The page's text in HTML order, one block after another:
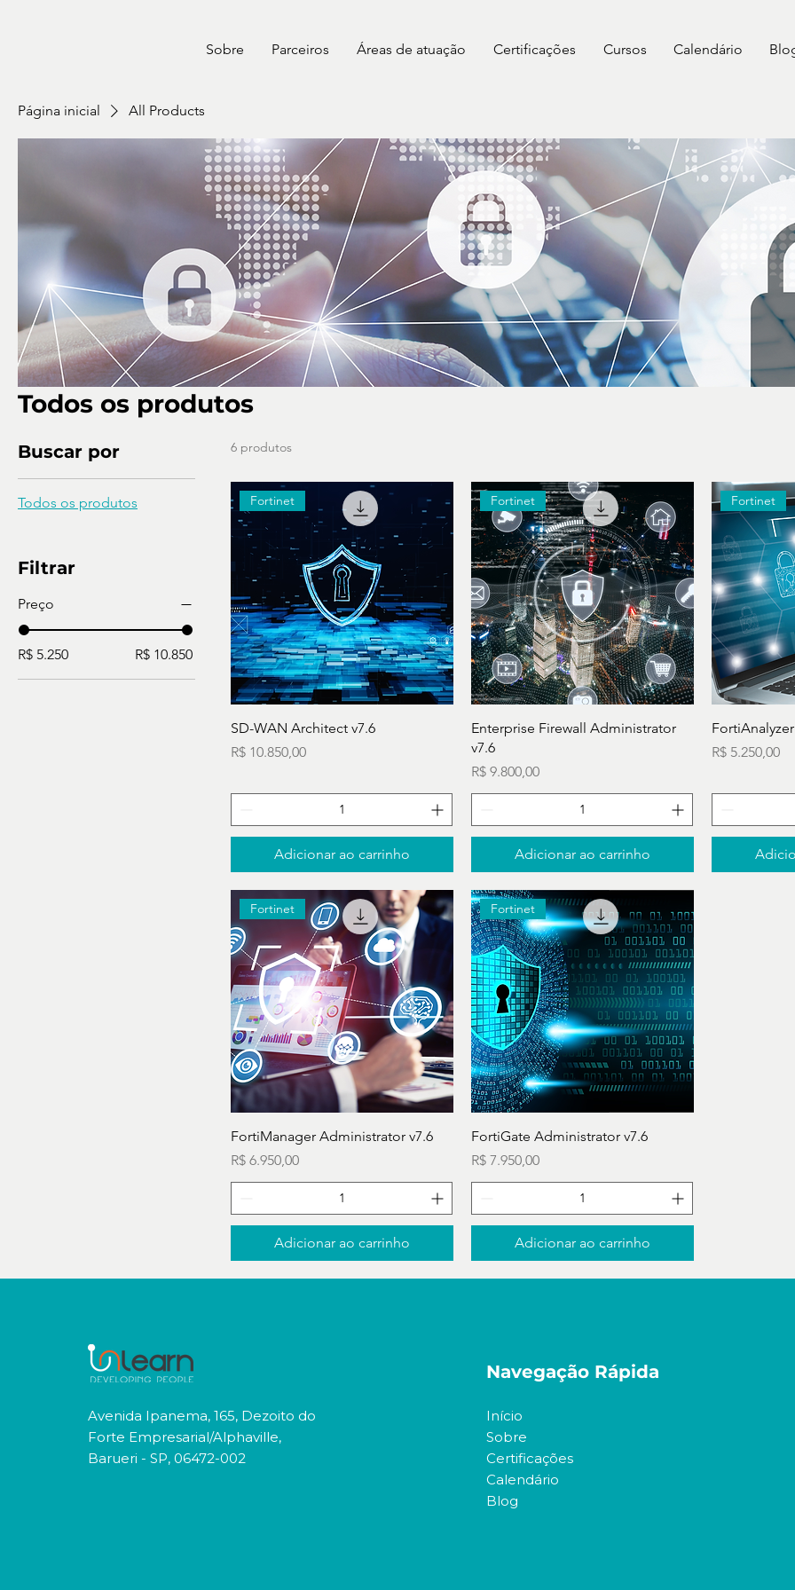
Sobre Parceiros Áreas de atuação Certificações Cursos Calendário
Página inicial All Products
Todos os produtos
Buscar por
Todos os produtos
Filtrar
Preço
R$ 5.250 R$ 10.850
6 produtos
Fortinet
SD-WAN Architect v7.6
Preço
R$ 10.850,00
Adicionar ao carrinho
Fortinet
Enterprise Firewall Administrator
v7.6
Preço
R$ 9.800,00
Adicionar ao carrinho
Fortinet
Preço
R$ 5.250,00
Fortinet
FortiManager Administrator v7.6
Preço
R$ 6.950,00
Adicionar ao carrinho
Fortinet
FortiGate Administrator v7.6
Preço
R$ 7.950,00
Adicionar ao carrinho
Avenida Ipanema, 165, Dezoito do
Forte Empresarial/Alphaville,
Barueri - SP, 06472-002
Navegação Rápida
Início
Sobre
Certificações
Calendário
Blog